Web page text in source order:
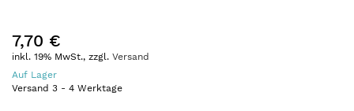
7,70 €
inkl. 19% MwSt., zzgl. Versand
Auf Lager
Versand 3 - 4 Werktage